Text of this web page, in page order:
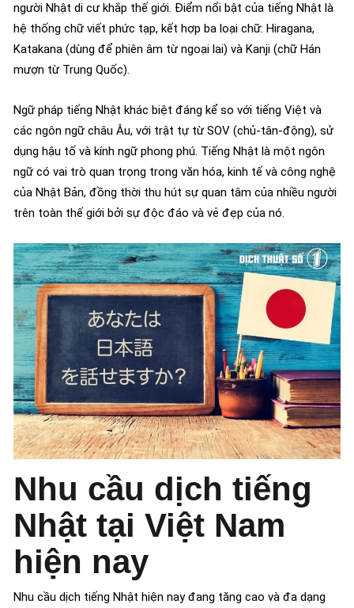
người Nhật di cư khắp thế giới. Điểm nổi bật của tiếng Nhật là
hệ thống chữ viết phức tạp, kết hợp ba loại chữ: Hiragana,
Katakana (dùng để phiên âm từ ngoại lai) và Kanji (chữ Hán
mượn từ Trung Quốc).
Ngữ pháp tiếng Nhật khác biệt đáng kể so với tiếng Việt và
các ngôn ngữ châu Âu, với trật tự từ SOV (chủ-tân-động), sử
dụng hậu tố và kính ngữ phong phú. Tiếng Nhật là một ngôn
ngữ có vai trò quan trọng trong văn hóa, kinh tế và công nghệ
của Nhật Bản, đồng thời thu hút sự quan tâm của nhiều người
trên toàn thế giới bởi sự độc đáo và vẻ đẹp của nó.
Nhu cầu dịch tiếng
Nhật tại Việt Nam
hiện nay
Nhu cầu dịch tiếng Nhật hiện nay đang tăng cao và đa dạng